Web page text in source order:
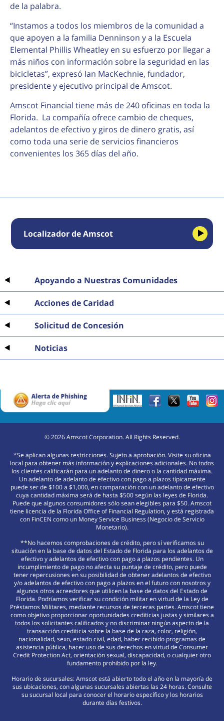
de la palabra.
“Instamos a todos los miembros de la comunidad a
que apoyen a la familia Denninson y a la Escuela
Elemental Phillis Wheatley en su esfuerzo por llegar a
más niños con información sobre la seguridad en las
bicicletas”, expresó Ian MacKechnie, fundador,
presidente y ejecutivo principal de Amscot.
Amscot Financial tiene más de 240 oficinas en toda la
Florida. La compañía ofrece cambio de cheques,
adelantos de efectivo y giros de dinero gratis, así
como toda una serie de servicios financieros
convenientes los 365 días del año.
Localizador de Amscot
Apoyando a Nuestras Comunidades
Acciones de Caridad
Solicitud de Concesión
Noticias
©2026Amscot Corporation. All Rights Reserved.
*Se aplican algunas restricciones. Sujeto a aprobación. Visite su oficina
local para obtener más información y explicaciones adicionales. No todos
los clientes calificarán para un adelanto de dinero o la cantidad máxima.
Un adelanto de adelanto de efectivo con pago a plazos típicamente
puede ser de $100 a $1,000, en comparación con un adelanto de efectivo
cuya cantidad máxima será de hasta $500 según las leyes de Florida.
Puede que algunos consumidores sólo sean elegibles para $50. Amscot
tiene licencia de la Florida Office of Financial Regulation, y está registrada
con FinCEN como un Money Service Business (Negocio de Servicio
Monetario).
**No hacemos comprobaciones de crédito, pero sí verificamos su
situación en la base de datos del Estado de Florida para los adelantos de
efectivo y adelantos de efectivo con pago a plazos pendientes. Un
incumplimiento de pago no afecta su puntaje de crédito, pero puede
tener repercusiones en su posibilidad de obtener adelantos de efectivo
y/o adelantos de efectivo con pago a plazos en el futuro con nosotros y
algunos otros acreedores que utilicen la base de datos del Estado de
Florida. Podríamos verificar su condición militar en virtud de la Ley de
Préstamos Militares, mediante recursos de terceras partes. Amscot tiene
como objetivo proporcionar oportunidades crediticias justas y similares a
todos los solicitantes calificados y no discriminar ningún aspecto de la
transacción crediticia sobre la base de la raza, color, religión,
nacionalidad, sexo, estado civil, edad, haber recibido programas de
asistencia pública, hacer uso de sus derechos en virtud de Consumer
Credit Protection Act, orientación sexual, discapacidad, o cualquier otro
fundamento prohibido por la ley.
Horario de sucursales: Amscot está abierto todo el año en la mayoría de
sus ubicaciones, con algunas sucursales abiertas las 24 horas. Consulte
su sucursal local para conocer el horario específico y los horarios
durante días festivos.